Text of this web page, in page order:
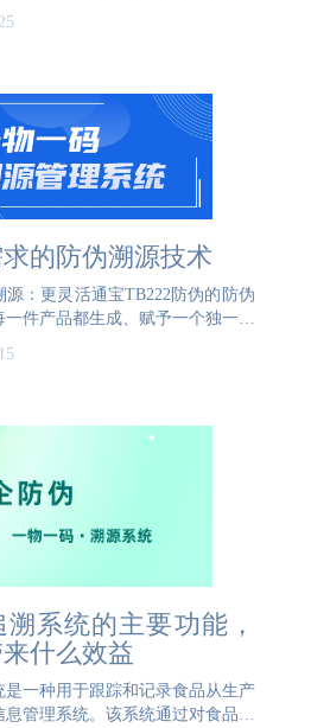
就显得尤为重要了。01防伪的重
的防伪溯源技术
源：更灵活通宝TB222防伪的防伪
件产品都生成、赋予一个独一无
品从原材料的采集到生产以及到
系统的主要功能，
什么效益
是一种用于跟踪和记录食品从生产
管理系统。该系统通过对食品生